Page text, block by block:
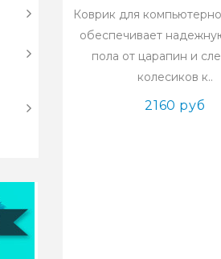
Коврик для
обеспечивает
пола от царапин и
колесиков к..
2160 руб